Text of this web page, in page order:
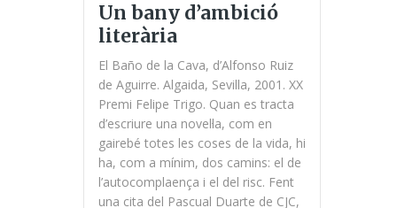
Un bany d’ambició
literària
El Baño de la Cava, d’Alfonso Ruiz
de Aguirre. Algaida, Sevilla, 2001. XX
Premi Felipe Trigo. Quan es tracta
d’escriure una novel·la, com en
gairebé totes les coses de la vida, hi
ha, com a mínim, dos camins: el de
l’autocomplaença i el del risc. Fent
una cita del Pascual Duarte de CJC,